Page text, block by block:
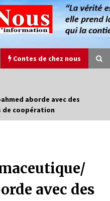
Contes de chez nous
plus là (17e partie)
aborde avec des
de coopération
avec des